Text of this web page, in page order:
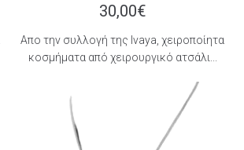
30,00€
Aπο την συλλογή της Ιvaya, χειροποίητα
κοσμήματα από χειρουργικό ατσάλι...